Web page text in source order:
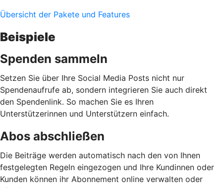
Übersicht der Pakete und Features
Beispiele
Spenden sammeln
Setzen Sie über Ihre Social Media Posts nicht nur
Spendenaufrufe ab, sondern integrieren Sie auch direkt
den Spendenlink. So machen Sie es Ihren
Unterstützerinnen und Unterstützern einfach.
Abos abschließen
Die Beiträge werden automatisch nach den von Ihnen
festgelegten Regeln eingezogen und Ihre Kundinnen oder
Kunden können ihr Abonnement online verwalten oder